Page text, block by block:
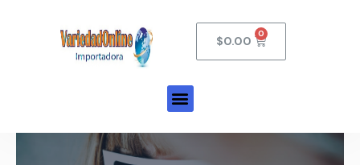
$0.00